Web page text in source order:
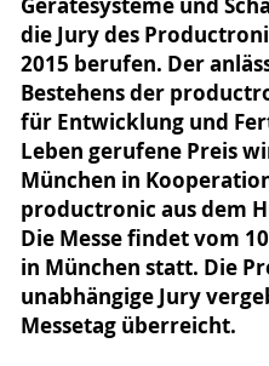
die Jury des
2015 berufen. Der
Bestehens der
für Entwicklung und
Leben gerufene Preis
München in
productronic aus dem
Die Messe findet vom
in München statt. Die
unabhängige Jury
Messetag überreicht.